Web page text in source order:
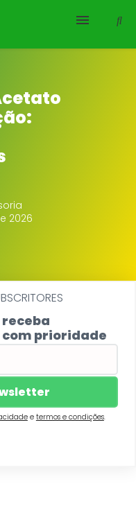
2026
com prioridade
e termos e condições.